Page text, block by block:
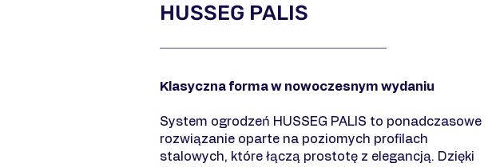
HUSSEG PALIS
Klasyczna forma w nowoczesnym wydaniu
System ogrodzeń HUSSEG PALIS to ponadczasowe
rozwiązanie oparte na poziomych profilach
stalowych, które łączą prostotę z elegancją. Dzięki